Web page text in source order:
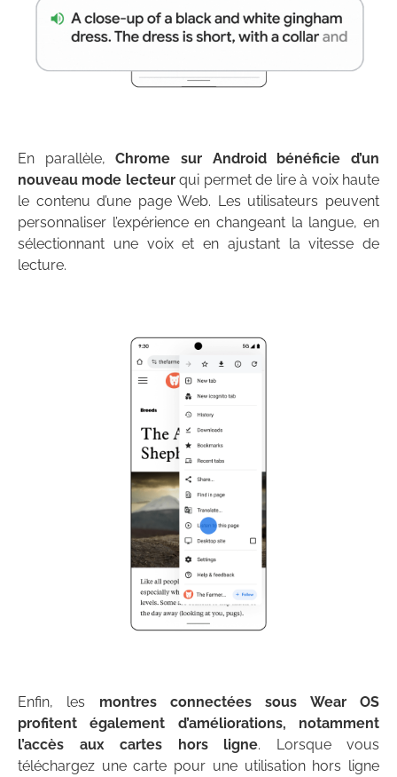
En parallèle,Chrome sur Android bénéficie d’un
nouveau mode lecteurqui permet de lire à voix haute
le contenu d’une page Web. Les utilisateurs peuvent
personnaliser l’expérience en changeant la langue, en
sélectionnant une voix et en ajustant la vitesse de
lecture.
Enfin, les montres connectées sous Wear OS
profitent également d’améliorations, notamment
l’accès aux cartes hors ligne. Lorsque vous
téléchargez une carte pour une utilisation hors ligne